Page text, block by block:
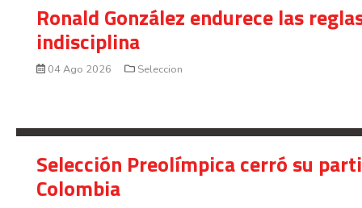
Ronald González endurece las
indisciplina
04 Ago 2026 Seleccion
Selección Preolímpica cerró su
Colombia